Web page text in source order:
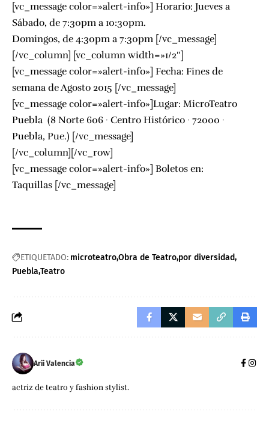
[vc_message color=»alert-info»] Horario: Jueves a
Sábado, de 7:30pm a 10:30pm.
Domingos, de 4:30pm a 7:30pm [/vc_message]
[/vc_column] [vc_column width=»1/2″]
[vc_message color=»alert-info»] Fecha: Fines de
semana de Agosto 2015 [/vc_message]
[vc_message color=»alert-info»]Lugar: MicroTeatro
Puebla (8 Norte 606 · Centro Histórico · 72000 ·
Puebla, Pue.) [/vc_message]
[/vc_column][/vc_row]
[vc_message color=»alert-info»] Boletos en:
Taquillas [/vc_message]
ETIQUETADO: microteatroObra de Teatro por diversidad
Puebla Teatro
Arii Valencia
actriz de teatro y fashion stylist.